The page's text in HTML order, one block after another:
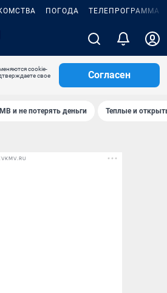
ПОГОДА ТЕЛЕПРОГРАММА
cookie-
свое
Согласен
и не потерять деньги Теплые и